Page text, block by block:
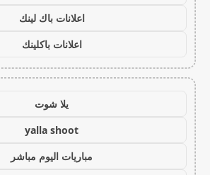
اعلانات باك لينك
اعلانات باكلينك
يلا شوت
yalla shoot
مباريات اليوم مباشر